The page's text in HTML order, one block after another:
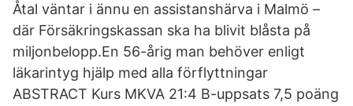
Åtal väntar i ännu en assistanshärva i Malmö –
där Försäkringskassan ska ha blivit blåsta på
miljonbelopp.En 56-årig man behöver enligt
läkarintyg hjälp med alla förflyttningar
ABSTRACT Kurs MKVA 21:4 B-uppsats 7,5 poäng